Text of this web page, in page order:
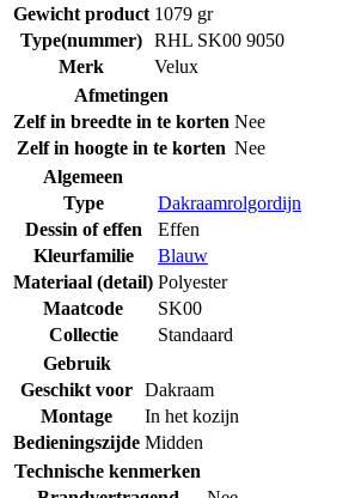
Gewicht product 1079 gr
Type(nummer) RHL SK00 9050
Merk
Velux
Afmetingen
Zelf in breedte in te korten Nee
Zelf in hoogte in te korten Nee
Algemeen
Type
Dakraamrolgordijn
Dessin of effen
Effen
Kleurfamilie
Blauw
Materiaal (detail) Polyester
Maatcode
SK00
Collectie
Standaard
Gebruik
Geschikt voor Dakraam
Montage
In het kozijn
Bedieningszijde Midden
Technische kenmerken